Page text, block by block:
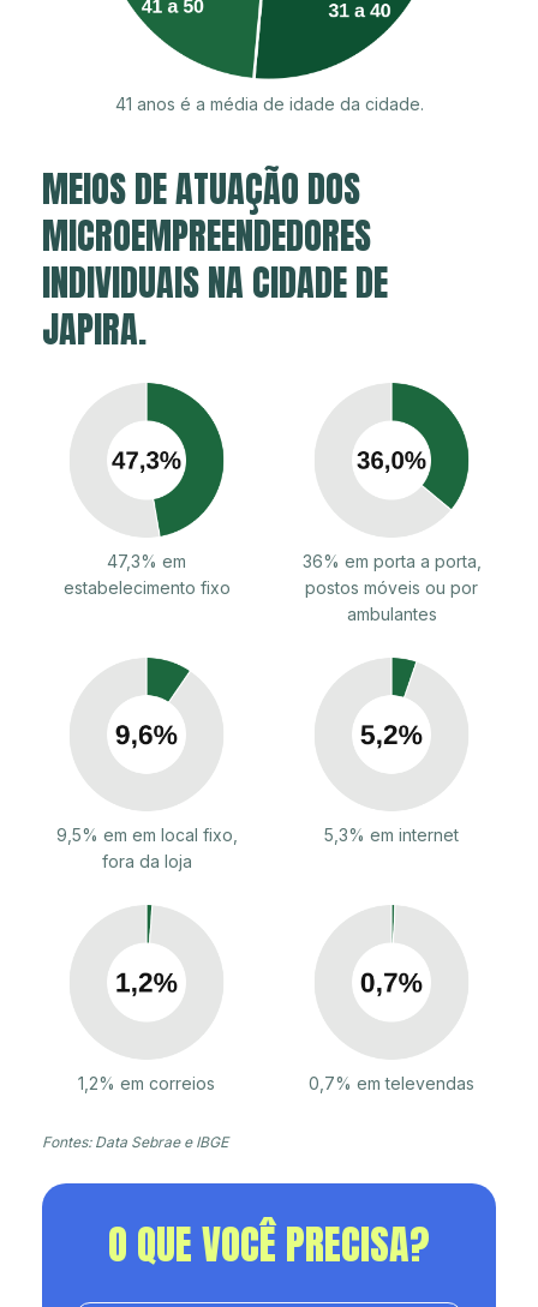
41 anos é a média de idade da cidade.
MEIOS DE ATUAÇÃO DOS
MICROEMPREENDEDORES
INDIVIDUAIS NA CIDADE DE
JAPIRA.
47,3% em
estabelecimento fixo
36% em porta a porta,
postos móveis ou por
ambulantes
9,5% em em local fixo,
fora da loja
5,3% em internet
1,2% em correios 0,7% em televendas
Fontes: Data Sebrae e IBGE
O QUE VOCÊ PRECISA?